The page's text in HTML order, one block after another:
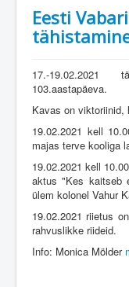
Eesti
17.-
103.aastapäeva.
Kavas on viktoriinid,
19.02.2021 kell
majas terve kooliga
19.02.2021 kell
aktus "Kes kaitseb
ülem kolonel Vahur
19.02.2021 riietus
rahvuslikke riideid.
Info: Monica Mölder